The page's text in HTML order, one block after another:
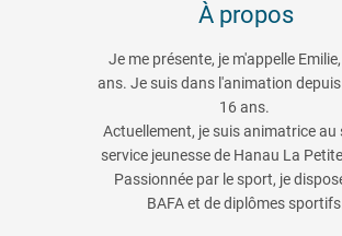
À propos
Je me présente, je m'appelle
ans. Je suis dans l'animation depuis
16 ans.
Actuellement, je suis animatrice au
service jeunesse de Hanau La
Passionnée par le sport, je
BAFA et de diplômes